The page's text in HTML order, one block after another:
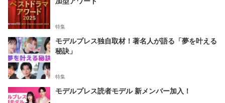
特集
モデルプレス独自取材！著名人が語る「夢を叶える
秘訣」
特集
モデルプレス読者モデル 新メンバー加入！